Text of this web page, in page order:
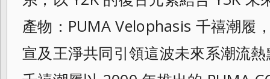
產物：PUMA Velophasis 千禧潮履
宣及王淨共同引領這波未來系潮流